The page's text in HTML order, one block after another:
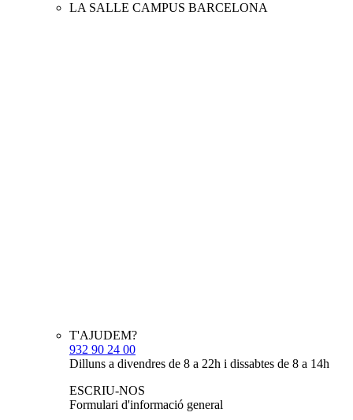
LA SALLE CAMPUS BARCELONA
T'AJUDEM?
932 90 24 00
Dilluns a divendres de 8 a 22h i dissabtes de 8 a 14h
ESCRIU-NOS
Formulari d'informació general